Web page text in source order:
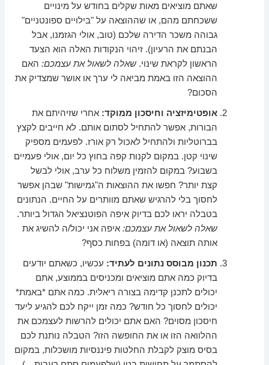
שאתם מוציאים מאות שקלים בחודש על מינויים
ששכחתם מהם, או שההוצאה על "בילויים ספונטניים"
גבוהה משכר הדירה שלכם (טוב, אולי הגזמנו, אבל
הבנתם את הרעיון). זיהוי הנקודות האלה הוא הצעד
הראשון לקראת שינוי.שאלה לשאול את עצמכם: האם
ההוצאה הזו באמת מביאה לי ערך או אושר שמצדיק את
הסכום?
אופטימיזציה וחיסכון ממוקד: אחרי שזיהיתם את
הבורות, אפשר להתחיל לסתום אותם. לא חייבים לקצץ
בברוטליות ולהתחיל לאכול רק אורז. לפעמים מספיק
שינוי קטן. במקום לקנות קפה בחוץ כל יום, אולי פעמיים
בשבוע? במקום להזמין משלוח כל ערב, אולי לבשל
קצת יותר? חפשו את ההוצאות ה"גמישות" שבהן אפשר
לחסוך בלי להרגיש שאתם מוותרים על החיים. הנתונים
בטבלה יראו לכם בדיוק איפה הפוטנציאל הגדול ביותר.
שאלה לשאול את עצמכם: איפה אני יכול/ה להשיג את
אותה תוצאה (או דומה) בפחות כסף?
תכנון מבוסס נתונים לעתיד: עכשיו, כשאתם יודעים
בדיוק כמה אתם מוציאים ומכניסים בממוצע, אתם
יכולים לתכנן קדימה בצורה ריאלית. כמה אתם *באמת*
יכולים לחסוך כל חודש? כמה זמן ייקח לכם להגיע ליעד
חיסכון מסוים? האם אתם יכולים להרשות לעצמכם את
ההלוואה הזו או את החופשה הזו? הטבלה נותנת לכם
בסיס מוצק לקבלת החלטות פיננסיות מושכלות, במקום